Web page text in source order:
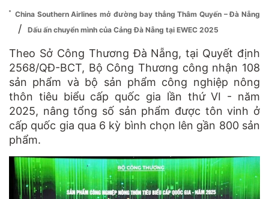
China Southern Airlines mở đường bay thẳng Thâm Quyến – Đà Nẵng
/ Dấu ấn chuyển mình của Cảng Đà Nẵng tại EWEC 2025
Theo Sở Công Thương Đà Nẵng, tại Quyết định
2568/QĐ-BCT, Bộ Công Thương công nhận 108
sản phẩm và bộ sản phẩm công nghiệp nông
thôn tiêu biểu cấp quốc gia lần thứ VI - năm
2025, nâng tổng số sản phẩm được tôn vinh ở
cấp quốc gia qua 6 kỳ bình chọn lên gần 800 sản
phẩm.